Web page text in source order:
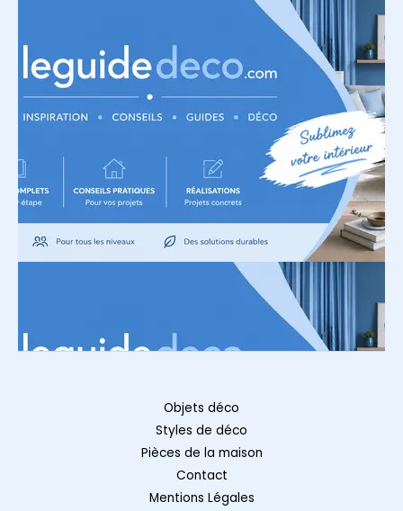
Objets déco
Styles de déco
Pièces de la maison
Contact
Mentions Légales